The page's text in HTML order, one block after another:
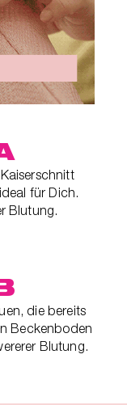
für Dich.
Blutung.
die bereits
Beckenboden
Blutung.